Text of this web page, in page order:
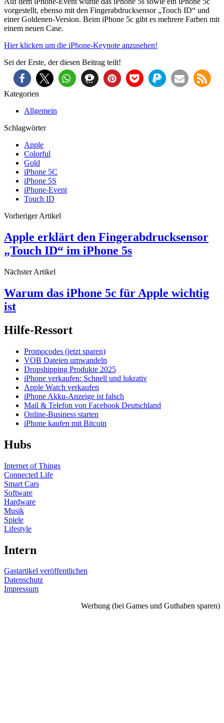
vorgestellt, ebenso mit den Fingerabdrucksensor „Touch ID“ und
einer Goldenen-Version. Beim iPhone 5c gibt es mehrere Farben mit
einem neuen Case.
Hier klicken um die iPhone-Keynote anzusehen!
Sei der Erste, der diesen Beitrag teilt!
Kategorien
Allgemein
Schlagwörter
Apple
Colorful
Gold
iPhone 5C
iPhone 5S
iPhone-Event
Touch ID
Vorheriger Artikel
Apple erklärt den Fingerabdrucksensor
„Touch ID“ im iPhone 5s
Nächster Artikel
Warum das iPhone 5c für Apple wichtig
ist
Hilfe-Ressort
Promocodes (jetzt sparen)
VOB Dateien umwandeln
Dropshipping Produkte 2025
iPhone verkaufen: Schnell und lukrativ
Apple Watch verkaufen
iPhone Akku-Anzeige ist falsch
Mail & Telefon von Facebook Deutschland
Online-Business starten
iPhone kaufen mit Bitcoin
Hubs
Internet of Things
Connected Life
Smart Cars
Software
Hardware
Musik
Spiele
Lifestyle
Intern
Gastartikel veröffentlichen
Datenschutz
Impressum
Werbung (bei Games und Guthaben sparen)